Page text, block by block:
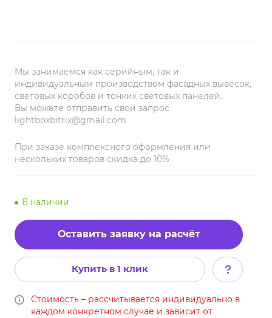
Мы занимаемся как серийным, так и
индивидуальным производством фасадных вывесок,
световых коробов и тонких световых панелей.
Вы можете отправить свой запрос
lightboxbitrix@gmail.com
При заказе комплексного оформления или
нескольких товаров скидка до 10%
В наличии
Оставить заявку на расчёт
Купить в 1 клик
Стоимость – рассчитывается индивидуально в
каждом конкретном случае и зависит от